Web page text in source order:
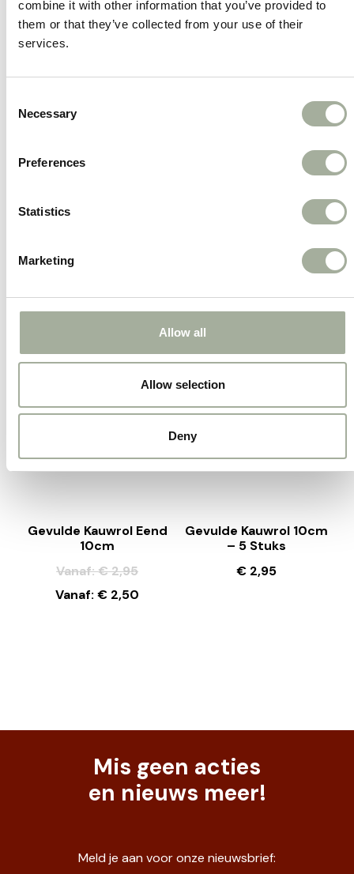
combine it with other information that you’ve provided to
them or that they’ve collected from your use of their
services.
Selection
Necessary
Preferences
Statistics
Marketing
Allow all
Allow selection
Deny
Lage geur, hoge acceptatie
bij honden.
Deze kauwrol is perfect voor tussendoor, als
extra uitdaging nodig heeft. Een heerlijke snack
Je zou ook kunnen houden
Gevulde Kauwrol Eend
10cm
Vanaf:€2,95
Vanaf:€ 2,50
Gevulde Kauwrol 10cm
– 5 Stuks
€ 2,95
Mis geen acties
en nieuws meer!
Meld je aan voor onze nieuwsbrief: